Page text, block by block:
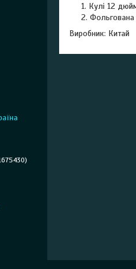
Кулі 12
Фольгована
Виробник: Китай